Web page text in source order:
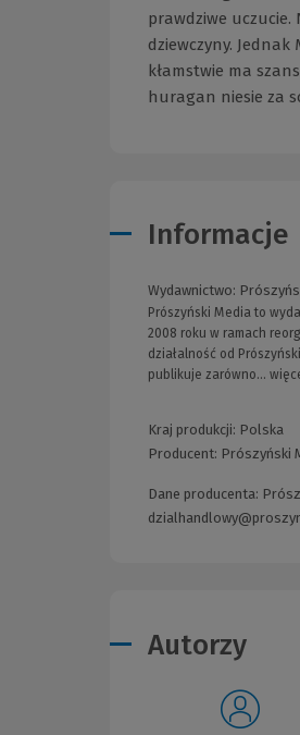
prawdziwe uczucie.
dziewczyny.
kłamstwie ma
huragan niesie za
Informacje
Wydawnictwo:
Prószyński Media to
2008 roku w ramach
działalność od
publikuje zarówno...
Kraj produkcji: Polska
Producent: Prószyński
Dane producenta:
Autorzy